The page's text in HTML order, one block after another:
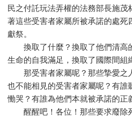
民之付託玩法弄權的法務部長施茂
著這些受害者家屬所被承諾的處死
獻祭。
換取了什麼？換取了他們清高
生命的自我滿足，換取了國際間組
那受害者家屬呢？那些摯愛之
也不能相見的受害者家屬呢？有誰
慟哭？有誰為他們本就被承諾的正
醒醒吧！各位！那些要求廢除